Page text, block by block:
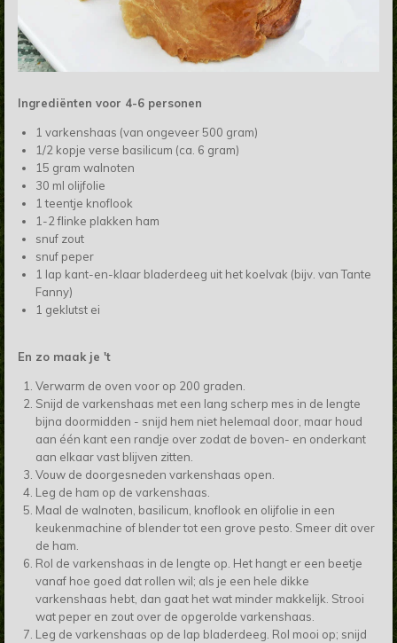
Ingrediënten voor 4-6 personen
1 varkenshaas (van ongeveer 500 gram)
1/2 kopje verse basilicum (ca. 6 gram)
15 gram walnoten
30 ml olijfolie
1 teentje knoflook
1-2 flinke plakken ham
snuf zout
snuf peper
1 lap kant-en-klaar bladerdeeg uit het koelvak (bijv. van Tante
Fanny)
1 geklutst ei
En zo maak je 't
Verwarm de oven voor op 200 graden.
Snijd de varkenshaas met een lang scherp mes in de lengte
bijna doormidden - snijd hem niet helemaal door, maar houd
aan één kant een randje over zodat de boven- en onderkant
aan elkaar vast blijven zitten.
Vouw de doorgesneden varkenshaas open.
Leg de ham op de varkenshaas.
Maal de walnoten, basilicum, knoflook en olijfolie in een
keukenmachine of blender tot een grove pesto. Smeer dit over
de ham.
Rol de varkenshaas in de lengte op. Het hangt er een beetje
vanaf hoe goed dat rollen wil; als je een hele dikke
varkenshaas hebt, dan gaat het wat minder makkelijk. Strooi
wat peper en zout over de opgerolde varkenshaas.
Leg de varkenshaas op de lap bladerdeeg. Rol mooi op; snijd